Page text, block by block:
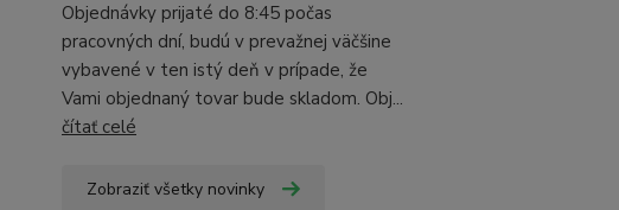
Objednávky prijaté do 8:45 počas
pracovných dní, budú v prevažnej väčšine
vybavené v ten istý deň v prípade, že
Vami objednaný tovar bude skladom. Obj...
čítať celé
Zobraziť všetky novinky